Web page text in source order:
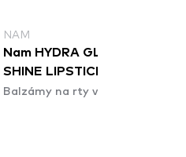
NAM
Nam HYDRA GLOSS WET
SHINE LIPSTICK 03
Balzámy na rty v tyčince